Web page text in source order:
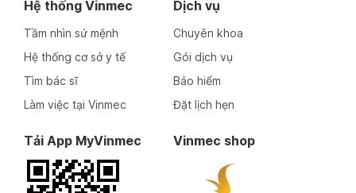
Hệ thống Vinmec
Tầm nhìn sứ mệnh
Hệ thống cơ sở y tế
Tìm bác sĩ
Làm việc tại Vinmec
Dịch vụ
Chuyên khoa
Gói dịch vụ
Bảo hiểm
Đặt lịch hẹn
Tải App MyVinmec Vinmec shop